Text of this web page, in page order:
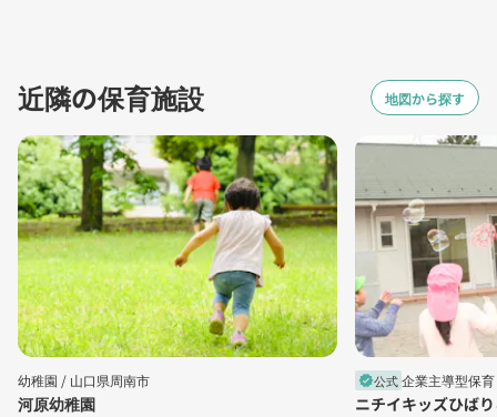
近隣の保育施設 地図から探す
幼稚園 / 山口県周南市
河原幼稚園
verified公式企業主導型保
ニチイキッズひば